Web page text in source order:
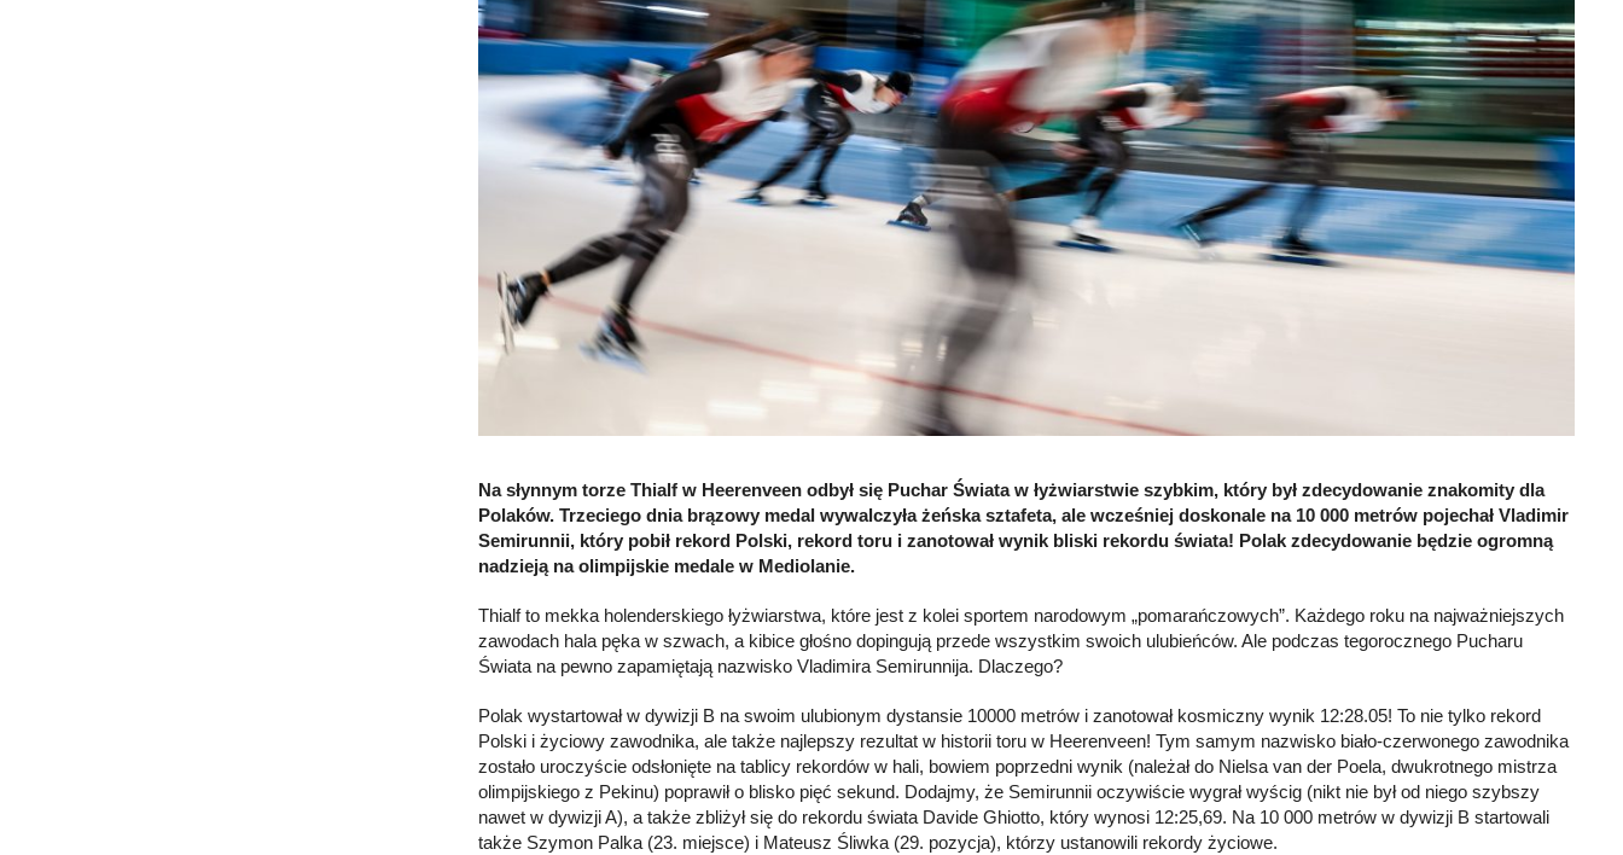
Na słynnym torze Thialf w Heerenveen odbył się Puchar Świata w łyżwiarstwie szybkim, który był zdecydowanie znakomity dla
Polaków. Trzeciego dnia brązowy medal wywalczyła żeńska sztafeta, ale wcześniej doskonale na 10 000 metrów pojechał Vladimir
Semirunnii, który pobił rekord Polski, rekord toru i zanotował wynik bliski rekordu świata! Polak zdecydowanie będzie ogromną
nadzieją na olimpijskie medale w Mediolanie.
Thialf to mekka holenderskiego łyżwiarstwa, które jest z kolei sportem narodowym „pomarańczowych”. Każdego roku na najważniejszych
zawodach hala pęka w szwach, a kibice głośno dopingują przede wszystkim swoich ulubieńców. Ale podczas tegorocznego Pucharu
Świata na pewno zapamiętają nazwisko Vladimira Semirunnija. Dlaczego?
Polak wystartował w dywizji B na swoim ulubionym dystansie 10000 metrów i zanotował kosmiczny wynik 12:28.05! To nie tylko rekord
Polski i życiowy zawodnika, ale także najlepszy rezultat w historii toru w Heerenveen! Tym samym nazwisko biało-czerwonego zawodnika
zostało uroczyście odsłonięte na tablicy rekordów w hali, bowiem poprzedni wynik (należał do Nielsa van der Poela, dwukrotnego mistrza
olimpijskiego z Pekinu) poprawił o blisko pięć sekund. Dodajmy, że Semirunnii oczywiście wygrał wyścig (nikt nie był od niego szybszy
nawet w dywizji A), a także zbliżył się do rekordu świata Davide Ghiotto, który wynosi 12:25,69. Na 10 000 metrów w dywizji B startowali
także Szymon Palka (23. miejsce) i Mateusz Śliwka (29. pozycja), którzy ustanowili rekordy życiowe.